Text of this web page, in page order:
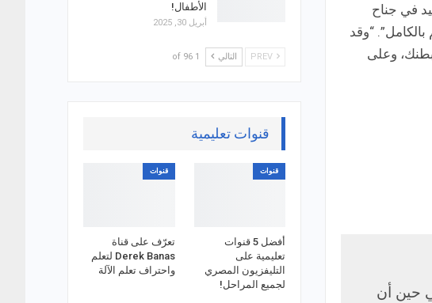
في جناح
“وقد
وعلى
حين أن
الأطفال!
أبريل 30, 2025
التالي 1 of 96
قنوات تعليمية
قنوات
أفضل 5 قنوات
تعليمية على
التليفزيون المصري
لجميع المراحل!
قنوات
تعرّف على قناة
Derek Banas لتعلم
واحتراف تعلم الآلة